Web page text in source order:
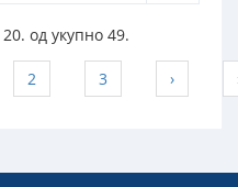
од укупно 49.
2 3 ›